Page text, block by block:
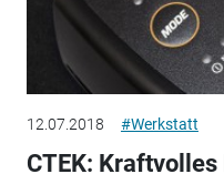
12.07.2018 #Werkstatt
CTEK: